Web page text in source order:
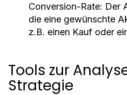
Conversion-Rate: Der
die eine gewünschte
z.B. einen Kauf oder
Tools zur
Strategie